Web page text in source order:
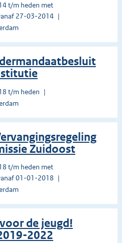
t/m heden met
27-03-2014
t/m heden
Zuidoost
t/m heden met
01-01-2018
de jeugd!
2022